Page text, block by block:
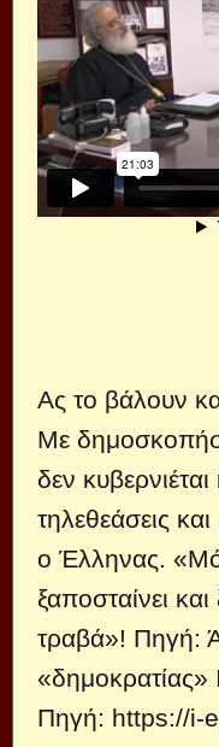
Ας το βάλουν
Με
δεν
τηλεθεάσεις
ο Έλληνας.
ξαποσταίνει
τραβά»! Πηγή:
Πηγή: https://i-